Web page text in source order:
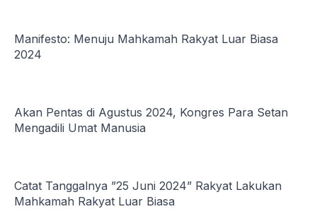
Manifesto: Menuju Mahkamah Rakyat Luar Biasa
2024
Akan Pentas di Agustus 2024, Kongres Para Setan
Mengadili Umat Manusia
Catat Tanggalnya ”25 Juni 2024” Rakyat Lakukan
Mahkamah Rakyat Luar Biasa